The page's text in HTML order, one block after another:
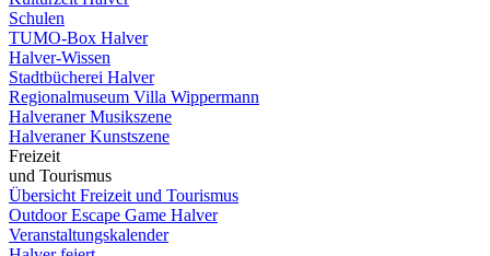
Schulen
TUMO-Box Halver
Halver-Wissen
Stadtbücherei Halver
Regionalmuseum Villa Wippermann
Halveraner Musikszene
Halveraner Kunstszene
Freizeit
und Tourismus
Übersicht Freizeit und Tourismus
Outdoor Escape Game Halver
Veranstaltungskalender